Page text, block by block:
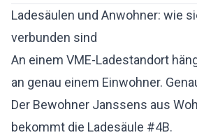
Ladesäulen und Anwohner: wie
verbunden sind
An einem VME-Ladestandort
an genau einem Einwohner.
Der Bewohner Janssens aus
bekommt die Ladesäule #4B.